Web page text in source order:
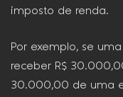
imposto de renda.
Por exemplo, se
receber R$
30.000,00 de uma